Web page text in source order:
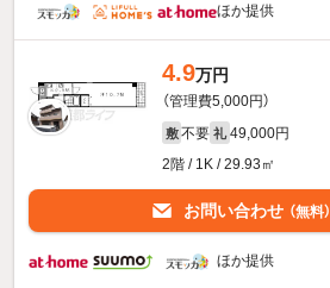
ほか提供
4.9万円
（管理費5,000円）
敷 不要 礼 49,000円
2階 / 1K / 29.93㎡
お問い合わせ （無料）
ほか提供